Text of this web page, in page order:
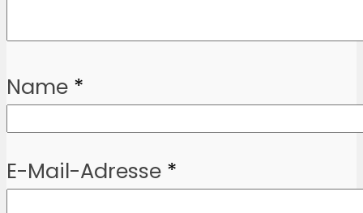
Name *
E-Mail-Adresse *